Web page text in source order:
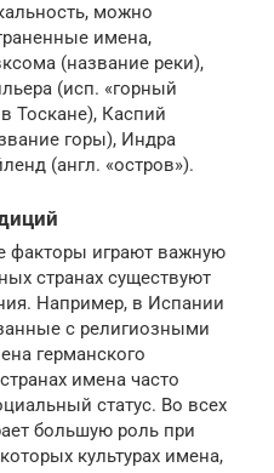
можно
имена,
(название реки),
(исп. «горный
Тоскане), Каспий
горы), Индра
(англ. «остров»).
факторы играют важную
странах существуют
Например, в Испании
с религиозными
германского
имена часто
статус. Во всех
большую роль при
культурах имена,